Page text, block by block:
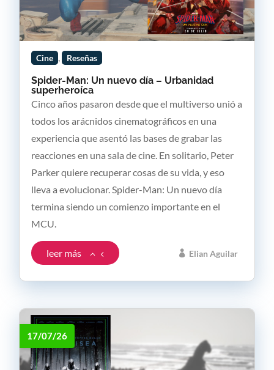
Spider-Man: Un nuevo día – Urbanidad
superheroíca
Elian Aguilar
Cine , Reseñas
Cinco años pasaron desde que el multiverso unió a
todos los arácnidos cinematográficos en una
experiencia que asentó las bases de grabar las
reacciones en una sala de cine. En solitario, Peter
Parker quiere recuperar cosas de su vida, y eso
lleva a evolucionar. Spider-Man: Un nuevo día
termina siendo un comienzo importante en el
MCU.
leer más
17/07/26